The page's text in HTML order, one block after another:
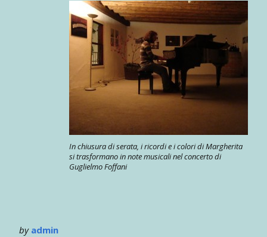
In chiusura di serata, i ricordi e i colori di Margherita
si trasformano in note musicali nel concerto di
Guglielmo Foffani
by admin